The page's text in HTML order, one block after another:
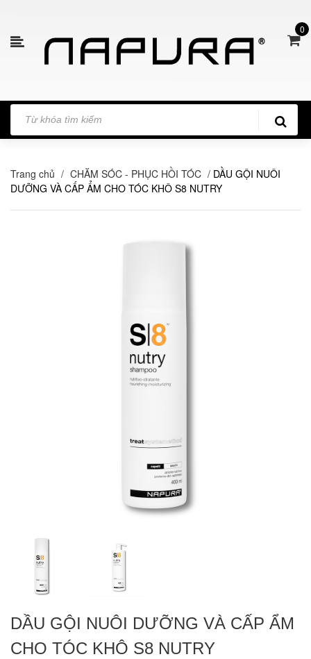
0
Trang chủ / CHĂM SÓC - PHỤC HỒI TÓC / DẦU GỘI NUÔI
DƯỠNG VÀ CẤP ẨM CHO TÓC KHÔ S8 NUTRY
DẦU GỘI NUÔI DƯỠNG VÀ CẤP ẨM
CHO TÓC KHÔ S8 NUTRY